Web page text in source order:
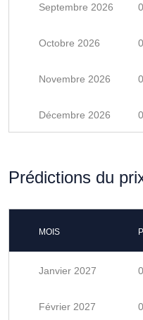
Septembre 2026
Octobre 2026
Novembre 2026
Décembre 2026
Prédictions du
MOIS
Janvier 2027
Février 2027